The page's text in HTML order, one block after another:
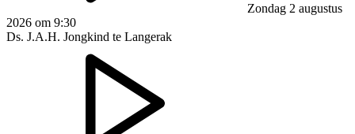
Zondag 2 augustus
2026 om 9:30
Ds. J.A.H. Jongkind te Langerak